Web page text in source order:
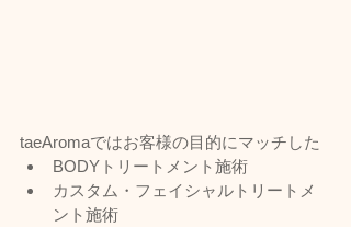
taeAromaではお客様の目的にマッチした
BODYトリートメント施術
カスタム・フェイシャルトリートメ
ント施術